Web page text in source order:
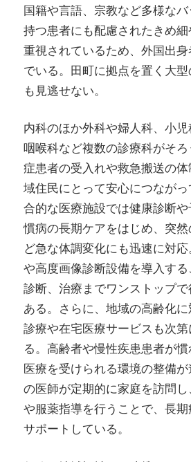
国籍や言語、宗教など多様な
持つ患者にも配慮されたきめ
重視されているため、外国出
でいる。田町に拠点を置く大
も見逃せない。
内科のほか外科や婦人科、小
咽喉科など複数の診療科がそ
症患者の受入れや救急搬送の
域住民にとって安心につなが
合的な医療施設では健康診断
慣病の長期ケアをはじめ、突
ど急な体調変化にも迅速に対
や高度画像診断設備を導入す
診断、治療までワンストップ
ある。さらに、地域の高齢化
診療や在宅医療サービスも次
る。高齢者や慢性疾患患者が
医療を受けられる環境の整備
の医師が定期的に家庭を訪問
や服薬指導を行うことで、長
サポートしている。